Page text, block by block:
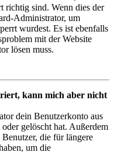
richtig sind. Wenn dies der
Administrator, um
wurdest. Es ist ebenfalls
mit der Website
lösen muss.
kann mich aber nicht
dein Benutzerkonto aus
gelöscht hat. Außerdem
die für längere
um die